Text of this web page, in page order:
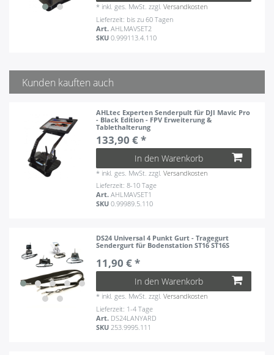
* inkl. ges. MwSt. zzgl.Versandkosten
Lieferzeit: bis zu 60 Tagen
Art.AHLMAVSET2
SKU0.999113.4.110
Kunden kauften auch
AHLtec Experten Senderpult für DJI Mavic Pro
- Black Edition - FPV Erweiterung &
Tablethalterung
133,90 € *
In den Warenkorb
* inkl. ges. MwSt. zzgl.Versandkosten
Lieferzeit: 8-10 Tage
Art.AHLMAVSET1
SKU0.99989.5.110
DS24 Universal 4 Punkt Gurt - Tragegurt
Sendergurt für Bodenstation ST16 ST16S
11,90 € *
In den Warenkorb
* inkl. ges. MwSt. zzgl.Versandkosten
Lieferzeit: 1-4 Tage
Art. DS24LANYARD
SKU 253.9995.111